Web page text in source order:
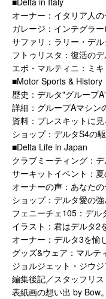
オーナー：イタリア人の
ガレージ：インテグラ
サファリ：ラリー・デ
フトゥリスタ：復活の
エボ・マルティニ：ミ
■Motor Sports & History
歴史：デルタ"グループ
詳細：グループAマシン
資料：プレスキットに
ショップ：デルタS4の
■Delta Life in Japan
クラブミーティング：
サーキットイベント：
オーナーの声：あなた
ショップ：デルタ愛の
フェニーチェ105：デル
イラスト：君はデルタ2
オーナー：デルタ3を愉
グッズ&ウェア：マルテ
ジョルジェット・ジウ
編集後記／スタッフリ
表紙画の想い出 by Bow。